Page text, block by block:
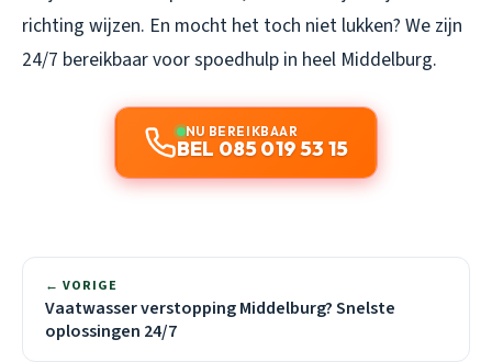
richting wijzen. En mocht het toch niet lukken? We zijn
24/7 bereikbaar voor spoedhulp in heel Middelburg.
NU BEREIKBAAR
BEL 085 019 53 15
← VORIGE
Vaatwasser verstopping Middelburg? Snelste
oplossingen 24/7